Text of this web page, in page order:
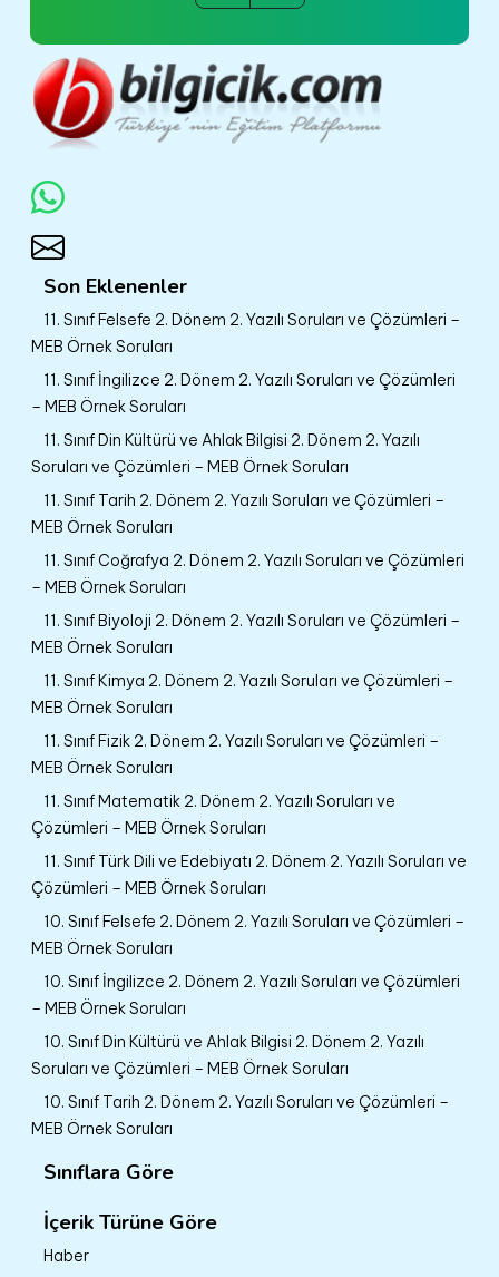
Son Eklenenler
11. Sınıf Felsefe 2. Dönem 2. Yazılı Soruları ve Çözümleri –
MEB Örnek Soruları
11. Sınıf İngilizce 2. Dönem 2. Yazılı Soruları ve Çözümleri
– MEB Örnek Soruları
11. Sınıf Din Kültürü ve Ahlak Bilgisi 2. Dönem 2. Yazılı
Soruları ve Çözümleri – MEB Örnek Soruları
11. Sınıf Tarih 2. Dönem 2. Yazılı Soruları ve Çözümleri –
MEB Örnek Soruları
11. Sınıf Coğrafya 2. Dönem 2. Yazılı Soruları ve Çözümleri
– MEB Örnek Soruları
11. Sınıf Biyoloji 2. Dönem 2. Yazılı Soruları ve Çözümleri –
MEB Örnek Soruları
11. Sınıf Kimya 2. Dönem 2. Yazılı Soruları ve Çözümleri –
MEB Örnek Soruları
11. Sınıf Fizik 2. Dönem 2. Yazılı Soruları ve Çözümleri –
MEB Örnek Soruları
11. Sınıf Matematik 2. Dönem 2. Yazılı Soruları ve
Çözümleri – MEB Örnek Soruları
11. Sınıf Türk Dili ve Edebiyatı 2. Dönem 2. Yazılı Soruları ve
Çözümleri – MEB Örnek Soruları
10. Sınıf Felsefe 2. Dönem 2. Yazılı Soruları ve Çözümleri –
MEB Örnek Soruları
10. Sınıf İngilizce 2. Dönem 2. Yazılı Soruları ve Çözümleri
– MEB Örnek Soruları
10. Sınıf Din Kültürü ve Ahlak Bilgisi 2. Dönem 2. Yazılı
Soruları ve Çözümleri – MEB Örnek Soruları
10. Sınıf Tarih 2. Dönem 2. Yazılı Soruları ve Çözümleri –
MEB Örnek Soruları
Sınıflara Göre
İçerik Türüne Göre
Haber